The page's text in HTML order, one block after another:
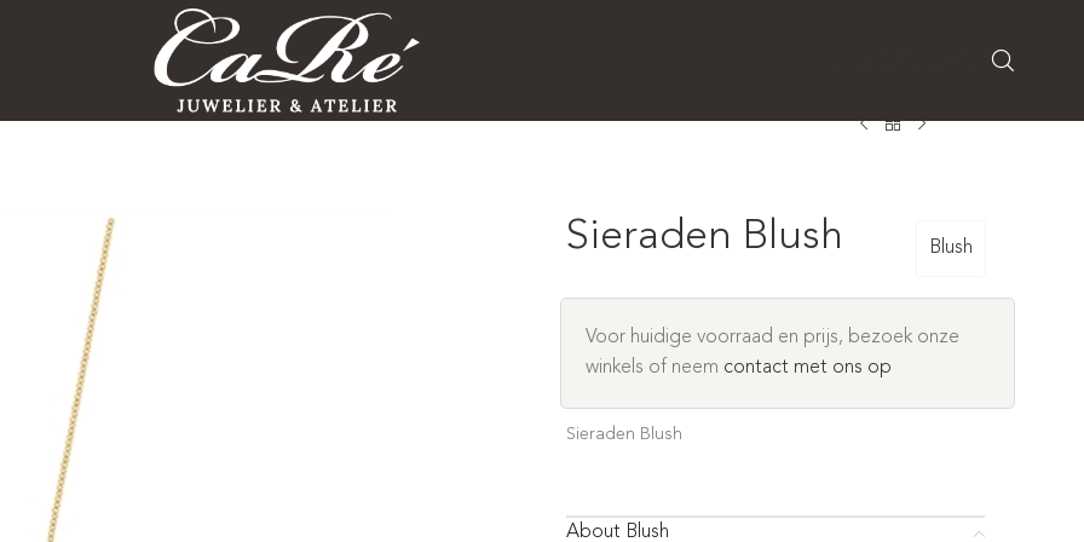
Sieraden Blush Blush
Voor huidige voorraad en prijs, bezoek onze
winkels of neem contact met ons op
Sieraden Blush
About Blush